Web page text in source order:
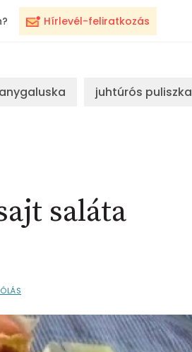
Hírlevél-feliratkozás
juhtúrós puliszka
saláta